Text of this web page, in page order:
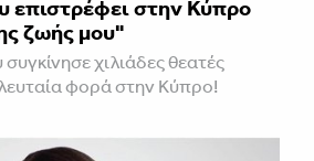
επιστρέφει στην Κύπρο
ζωής μου"
χιλιάδες θεατές
φορά στην Κύπρο!